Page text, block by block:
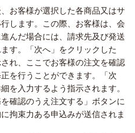
お客様が選択した各商品又はサ
します。この際、お客様は、会
んだ場合には、請求先及び発送
す。「次へ」をクリックした
れ、ここでお客様の注文を確認
を行うことができます。「次
を入力するよう指示されます。
確認のうえ注文する」ボタンに
拘束力ある申込みが送信されま